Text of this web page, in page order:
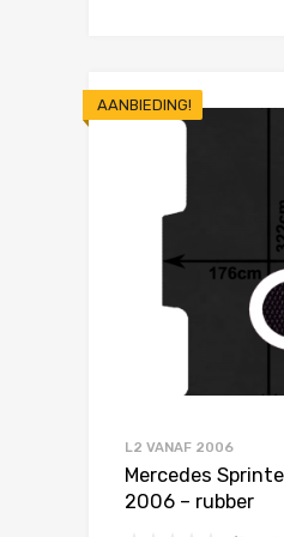
AANBIEDING!
L2 VANAF 2006
Mercedes
2006 – rubber